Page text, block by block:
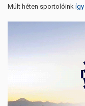
Múlt héten sportolóink így